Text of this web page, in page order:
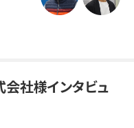
会社様インタビュ